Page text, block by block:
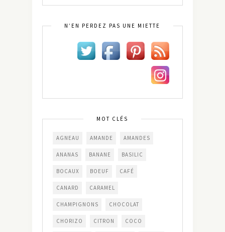
N’EN PERDEZ PAS UNE MIETTE
MOT CLÉS
AGNEAU AMANDE AMANDES
ANANAS BANANE BASILIC
BOCAUX BOEUF CAFÉ
CANARD CARAMEL
CHAMPIGNONS CHOCOLAT
CHORIZO CITRON COCO